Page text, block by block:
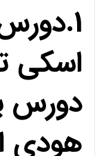
اسکی
دورس
هودی